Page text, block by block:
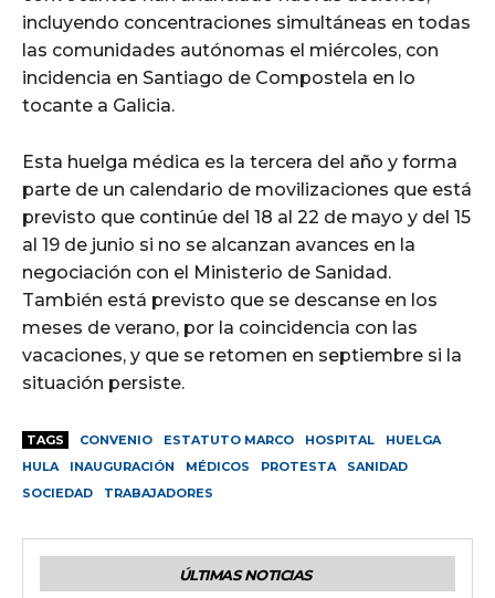
incluyendo concentraciones simultáneas en todas
las comunidades autónomas el miércoles, con
incidencia en Santiago de Compostela en lo
tocante a Galicia.
Esta huelga médica es la tercera del año y forma
parte de un calendario de movilizaciones que está
previsto que continúe del 18 al 22 de mayo y del 15
al 19 de junio si no se alcanzan avances en la
negociación con el Ministerio de Sanidad.
También está previsto que se descanse en los
meses de verano, por la coincidencia con las
vacaciones, y que se retomen en septiembre si la
situación persiste.
TAGS CONVENIO ESTATUTO MARCO HOSPITAL
HUELGA
HULA
INAUGURACIÓN MÉDICOS PROTESTA
SANIDAD
SOCIEDAD
TRABAJADORES
ÚLTIMAS NOTICIAS